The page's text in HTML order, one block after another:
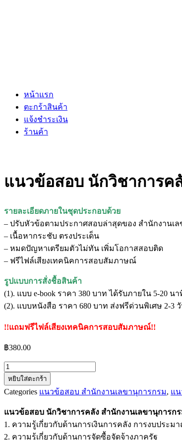
หน้าแรก
ตะกร้าสินค้า
แจ้งชำระเงิน
ร้านค้า
แนวข้อสอบ นักวิชาการค
รายละเอียดภายในชุดประกอบด้วย
– ปรับหัวข้อตามประกาศสอบล่าสุดของ สำนักงานเ
– เนื้อหากระชับ ตรงประเด็น
– หมดปัญหาเตรียมตัวไม่ทัน เพิ่มโอกาสสอบติด
– ฟรีไฟล์เสียงเทคนิคการสอบสัมภาษณ์
รูปแบบการสั่งชื้อสินค้า
(1). แบบ e-book ราคา 380 บาท ได้รับภายใน 5-20 นา
(2). แบบหนังสือ ราคา 680 บาท ส่งฟรีด่วนพิเศษ 2-3
!!แถมฟรีไฟล์เสียงเทคนิคการสอบสัมภาษณ์!!
฿380.00
จำนวน
แนว
ข้อสอบ
วิชาการ
คลัง
หยิบใส่ตะกร้า
Categories แนวข้อสอบ สำนักงานเลขานุการกรม, แ
แนวข้อสอบ นักวิชาการคลัง สำนักงานเลขานุการก
1. ความรู้เกี่ยวกับด้านการเงินการคลัง การงบประ
2. ความรู้เกี่ยวกับด้านการจัดซื้อจัดจ้างภาครัฐ